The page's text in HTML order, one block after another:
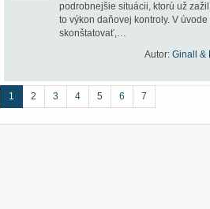
podrobnejšie situácii, ktorú už
to výkon daňovej kontroly. V úvode
skonštatovať,…
Autor: Ginall &
1 2 3 4 5 6 7